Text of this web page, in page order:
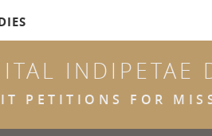
INDIPETAE
PETITIONS FOR